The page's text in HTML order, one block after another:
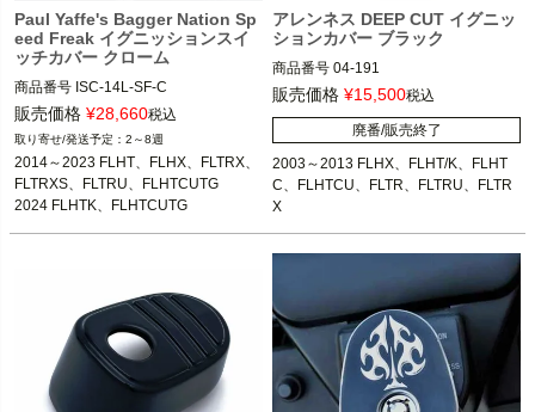
Paul Yaffe's Bagger Nation Sp
eed Freak イグニッションスイ
ッチカバー クローム
商品番号 ISC-14L-SF-C
2014～2023 FLHX、FLHXS、FLHTC
LTRX、FLTRXS、FLTRU、FLHTCUT
2024 FLHTK、FLHTCUTG
販売価格 ¥28,660税込
2～8週
2014～2023 FLHT、FLHX、FLTRX、
FLTRXS、FLTRU、FLHTCUTG
2024 FLHTK、FLHTCUTG
アレンネス DEEP CUT イグニッ
ションカバー ブラック
商品番号 04-191
2003～2013 FLHX、FLHT/K、FLHT
C、FLHTCU、FLTR、FLTRU、FLTR
X
販売価格 ¥15,500税込
廃番/販売終了
2003～2013 FLHX、FLHT/K、FLHT
C、FLHTCU、FLTR、FLTRU、FLTR
X